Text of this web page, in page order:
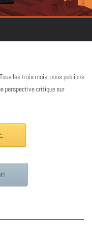
les trois mois, nous publions
perspective critique sur